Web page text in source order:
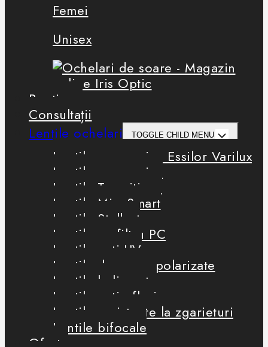
Femei
Unisex
Boutique
Consultații
Lentile ochelari
TOGGLE CHILD MENU
Lentile progresive Essilor Varilux
Lentile progresive
Lentile Transitions
Lentile MiyoSmart
Lentile Stellest
Lentile cu filtru PC
Lentile anti-UV
Lentile de soare polarizate
Lentile heliomate
Lentile antireflexie
Lentile rezistente la zgarieturi
Lentile bifocale
Oferte